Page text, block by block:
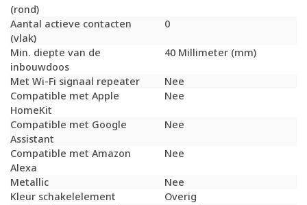
(rond)
Aantal actieve contacten
(vlak)
0
Min. diepte van de
inbouwdoos
40 Millimeter (mm)
Met Wi-Fi signaal repeater
Nee
Compatible met Apple
HomeKit
Nee
Compatible met Google
Assistant
Nee
Compatible met Amazon
Alexa
Nee
Metallic
Nee
Kleur schakelelement
Overig